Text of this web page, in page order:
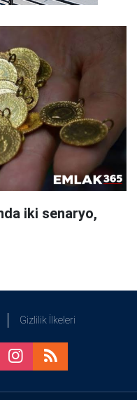
iki senaryo,
Gizlilik İlkeleri